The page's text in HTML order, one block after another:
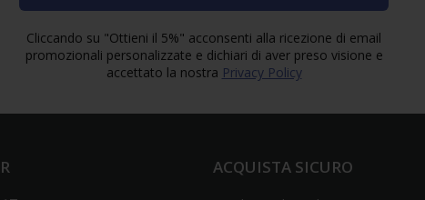
Cliccando su "Ottieni il 5%" acconsenti alla ricezione di email
promozionali personalizzate e dichiari di aver preso visione e
accettato la nostra Privacy Policy
ACQUISTA SICURO